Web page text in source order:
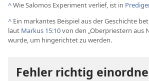
^Wie Salomos Experiment verlief, ist in
^ Ein markantes Beispiel aus der Geschichte
laut Markus 15:10von den „Oberpriestern aus
wurde, um hingerichtet zu werden.
Fehler richtig